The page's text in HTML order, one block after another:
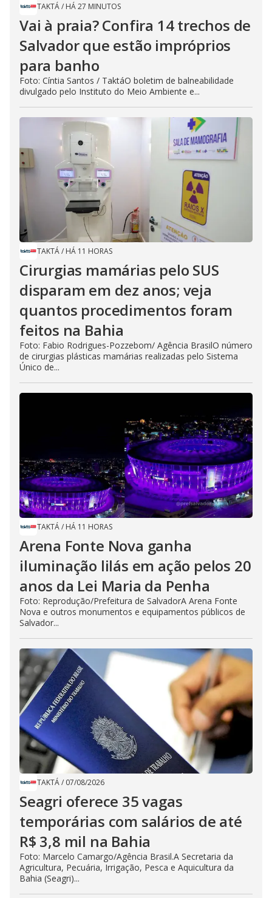
TAKTÁ/ HÁ 27 MINUTOS
Vai à praia? Confira 14 trechos de
Salvador que estão impróprios
para banho
Foto: Cíntia Santos / TaktáO boletim de balneabilidade
divulgado pelo Instituto do Meio Ambiente e...
TAKTÁ/ HÁ 11 HORAS
Cirurgias mamárias pelo SUS
disparam em dez anos; veja
quantos procedimentos foram
feitos na Bahia
Foto: Fabio Rodrigues-Pozzebom/ Agência BrasilO número
de cirurgias plásticas mamárias realizadas pelo Sistema
Único de...
TAKTÁ/ HÁ 11 HORAS
Arena Fonte Nova ganha
iluminação lilás em ação pelos 20
anos da Lei Maria da Penha
Foto: Reprodução/Prefeitura de SalvadorA Arena Fonte
Nova e outros monumentos e equipamentos públicos de
Salvador...
TAKTÁ/ 07/08/2026
Seagri oferece 35 vagas
temporárias com salários de até
R$ 3,8 mil na Bahia
Foto: Marcelo Camargo/Agência Brasil.A Secretaria da
Agricultura, Pecuária, Irrigação, Pesca e Aquicultura da
Bahia (Seagri)...